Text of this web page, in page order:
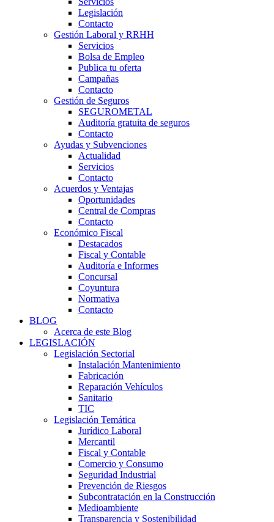
Legislación
Contacto
Gestión Laboral y RRHH
Servicios
Bolsa de Empleo
Publica tu oferta
Campañas
Contacto
Gestión de Seguros
SEGUROMETAL
Auditoría gratuita de seguros
Contacto
Ayudas y Subvenciones
Actualidad
Servicios
Contacto
Acuerdos y Ventajas
Oportunidades
Central de Compras
Contacto
Económico Fiscal
Destacados
Fiscal y Contable
Auditoría e Informes
Concursal
Coyuntura
Normativa
Contacto
BLOG
Acerca de este Blog
LEGISLACIÓN
Legislación Sectorial
Instalación Mantenimiento
Fabricación
Reparación Vehículos
Sanitario
TIC
Legislación Temática
Jurídico Laboral
Mercantil
Fiscal y Contable
Comercio y Consumo
Seguridad Industrial
Prevención de Riesgos
Subcontratación en la Construcción
Medioambiente
Transparencia y Sostenibilidad